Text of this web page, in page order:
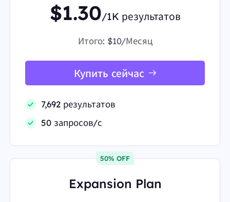
$1.30/1K результатов
Итого: $10/Месяц
Купить сейчас
7,692 результатов
50 запросов/с
50% OFF
Expansion Plan